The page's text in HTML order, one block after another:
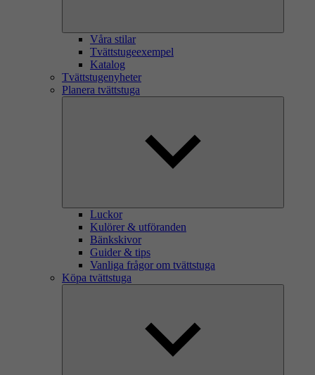
Våra stilar
Tvättstugeexempel
Katalog
Tvättstugenyheter
Planera tvättstuga
Luckor
Kulörer & utföranden
Bänkskivor
Guider & tips
Vanliga frågor om tvättstuga
Köpa tvättstuga